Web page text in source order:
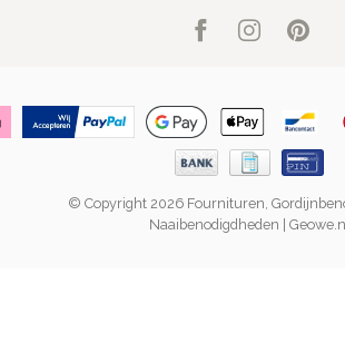
© Copyright 2026 Fournituren,
Naaibenodigdheden |